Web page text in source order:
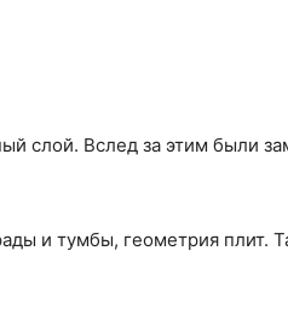
слой. Вслед за этим были
и тумбы, геометрия плит.